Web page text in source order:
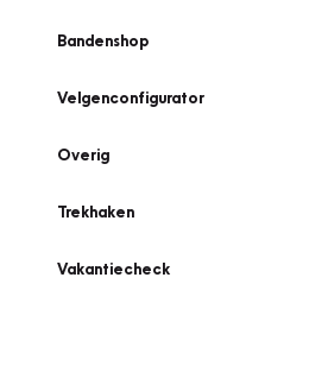
Bandenshop
Velgenconfigurator
Overig
Trekhaken
Vakantiecheck